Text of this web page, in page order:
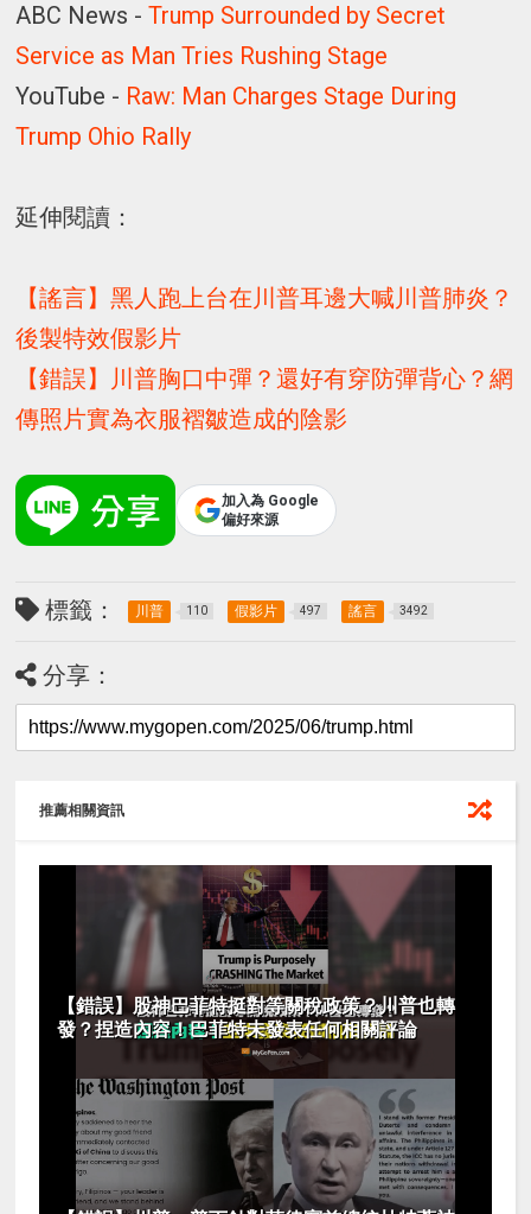
ABC News -Trump Surrounded by Secret
Service as Man Tries Rushing Stage
YouTube - Raw: Man Charges Stage During
Trump Ohio Rally
延伸閱讀：
【謠言】黑人跑上台在川普耳邊大喊川普肺炎？
後製特效假影片
【錯誤】川普胸口中彈？還好有穿防彈背心？網
傳照片實為衣服褶皺造成的陰影
加入為 Google
偏好來源
標籤： 川普 110 假影片 497 謠言 3492
分享：
推薦相關資訊
【錯誤】股神巴菲特挺對等關稅政策？川普也轉
發？捏造內容！巴菲特未發表任何相關評論